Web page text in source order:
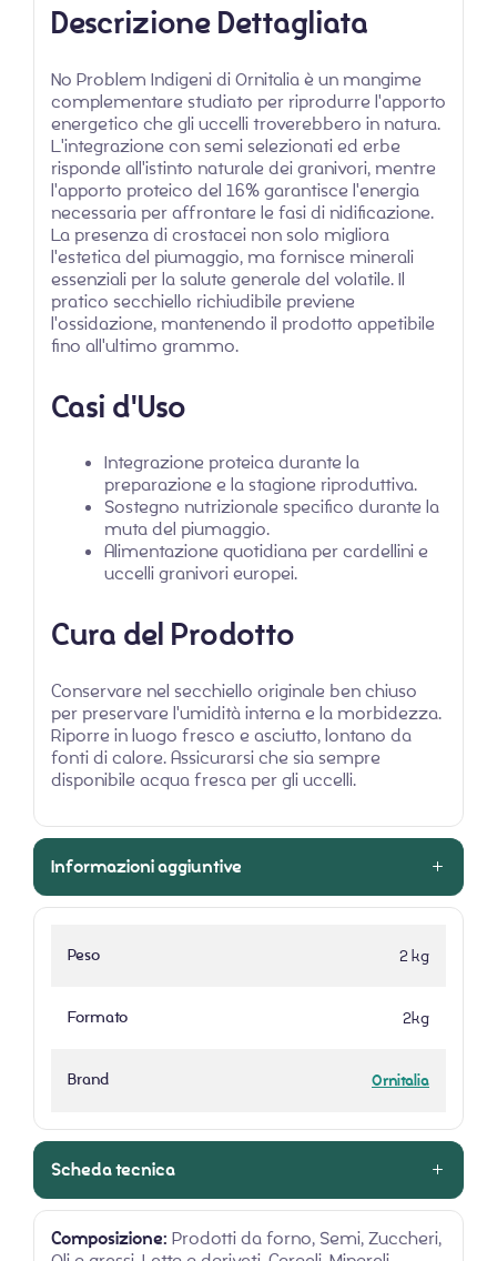
Descrizione Dettagliata
No Problem Indigeni di Ornitalia è un mangime
complementare studiato per riprodurre l'apporto
energetico che gli uccelli troverebbero in natura.
L'integrazione con semi selezionati ed erbe
risponde all'istinto naturale dei granivori, mentre
l'apporto proteico del 16% garantisce l'energia
necessaria per affrontare le fasi di nidificazione.
La presenza di crostacei non solo migliora
l'estetica del piumaggio, ma fornisce minerali
essenziali per la salute generale del volatile. Il
pratico secchiello richiudibile previene
l'ossidazione, mantenendo il prodotto appetibile
fino all'ultimo grammo.
Casi d'Uso
Integrazione proteica durante la
preparazione e la stagione riproduttiva.
Sostegno nutrizionale specifico durante la
muta del piumaggio.
Alimentazione quotidiana per cardellini e
uccelli granivori europei.
Cura del Prodotto
Conservare nel secchiello originale ben chiuso
per preservare l'umidità interna e la morbidezza.
Riporre in luogo fresco e asciutto, lontano da
fonti di calore. Assicurarsi che sia sempre
disponibile acqua fresca per gli uccelli.
Informazioni aggiuntive
Peso 2 kg
Formato 2kg
Brand Ornitalia
Scheda tecnica
Composizione: Prodotti da forno, Semi, Zuccheri,